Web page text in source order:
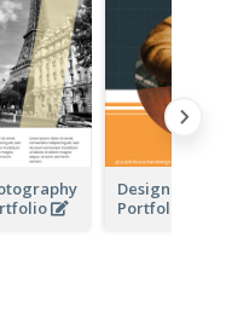
Design
Portfolio